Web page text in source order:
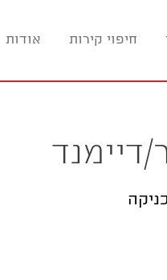
חיפוי קירות אודות
דיימנד